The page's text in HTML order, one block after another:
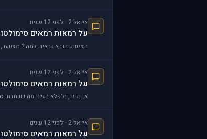
אי אל 2 · לפני 12 שנים
על רמאות רמאים
הציטוט הובא כראיה למה ? מצטער,
אי אל 2 · לפני 12 שנים
על רמאות רמאים
א. מוזר, ולפלא בעיני מה שכתבת :o איני יודע מה הבנת או לא, מאחר ומתגובתך אותה כתבת ,ואליה התייחסתי, ניכר אחרת לגמרי - [color=re
אי אל 2 · לפני 12 שנים
על רמאות רמאים